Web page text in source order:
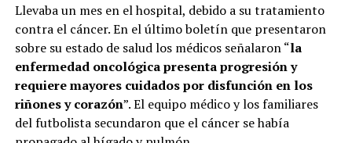
Llevaba un mes en el hospital, debido a su tratamiento
contra el cáncer. En el último boletín que presentaron
sobre su estado de salud los médicos señalaron “la
enfermedad oncológica presenta progresión y
requiere mayores cuidados por disfunción en los
riñones y corazón”. El equipo médico y los familiares
del futbolista secundaron que el cáncer se había